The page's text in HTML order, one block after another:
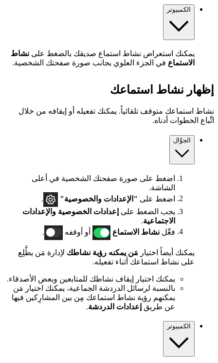
الكمبيوتر
يمكنك استعراض نشاط استماع صديقك بالضغط على نشاط
الاستماع في الجزء العلوي بجانب صورة صفحتك الشخصية.
إظهار نشاط استماعك
نشاط استماعك متوقف تلقائياً. يمكنك تفعيله أو إيقافه من خلال
اتِّباع الخطوات أدناه.
الجوَّال
اضغط على صورة صفحتك الشخصية في أعلى
الشاشة.
اضغط على "الإعدادات والخصوصية"
يجب الضغط على إعدادات الخصوصية والإعدادات
الاجتماعية.
فعِّل نشاط الاستماع أو أوقفه
يمكنك أيضاً اختيار مَن يمكنه رؤية نشاطك لإدارة مَن يطَّلِع
على نشاط استماعك أثناء تفعيله.
يمكنك اختيار إيقاف نشاطك للمتابعين وبعض الأصدقاء.
بالنسبة لرسائل الدردشة الجماعية، يمكنك اختيار مَن
يمكنهم رؤية نشاط استماعك مِن بين المشارِكين فيها
عن طريق إعدادات الدردشة.
الكمبيوتر